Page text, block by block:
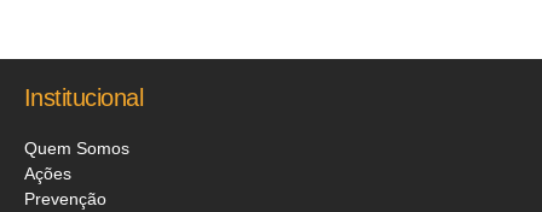
Institucional
Quem Somos
Ações
Prevenção